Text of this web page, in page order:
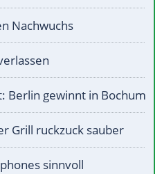
Nachwuchs
Berlin gewinnt in Bochum
Grill ruckzuck sauber
sinnvoll